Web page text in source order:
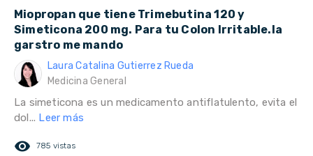
Miopropan que tiene Trimebutina 120 y
Simeticona 200 mg. Para tu Colon Irritable.la
garstro me mando
Laura Catalina Gutierrez Rueda
Medicina General
La simeticona es un medicamento antiflatulento, evita el
dol... Leer más
remove_red_eye 785 vistas